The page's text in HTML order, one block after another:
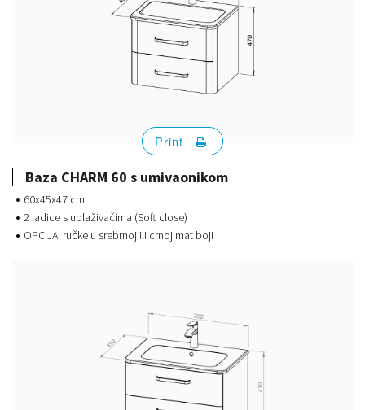
Baza CHARM 60 s umivaonikom
60x45x47 cm
2 ladice s ublaživačima (Soft close)
OPCIJA: ručke u srebrnoj ili crnoj mat boji
Print